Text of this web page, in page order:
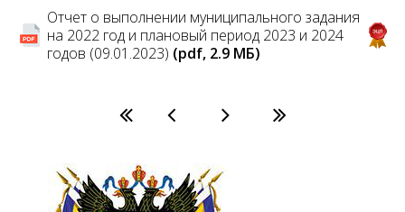
Отчет о выполнении муниципального задания
на 2022 год и плановый период 2023 и 2024
годов (09.01.2023) (pdf, 2.9 MБ)